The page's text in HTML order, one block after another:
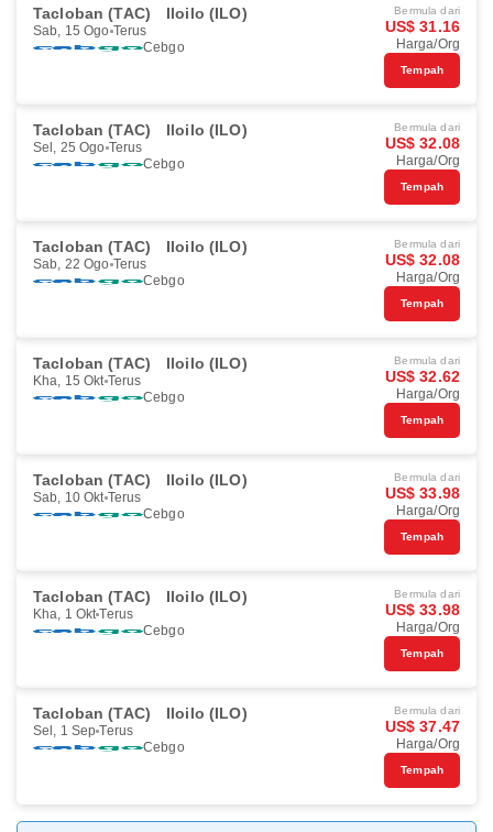
Tacloban (TAC) Iloilo (ILO)
Sab, 15 Ogo Terus
Cebgo
Bermula dari
US$ 31.16
Harga/Org
Tempah
Tacloban (TAC) Iloilo (ILO)
Sel, 25 Ogo Terus
Cebgo
Bermula dari
US$ 32.08
Harga/Org
Tempah
Tacloban (TAC) Iloilo (ILO)
Sab, 22 Ogo Terus
Cebgo
Bermula dari
US$ 32.08
Harga/Org
Tempah
Tacloban (TAC) Iloilo (ILO)
Kha, 15 Okt Terus
Cebgo
Bermula dari
US$ 32.62
Harga/Org
Tempah
Tacloban (TAC) Iloilo (ILO)
Sab, 10 Okt Terus
Cebgo
Bermula dari
US$ 33.98
Harga/Org
Tempah
Tacloban (TAC) Iloilo (ILO)
Kha, 1 Okt Terus
Cebgo
Bermula dari
US$ 33.98
Harga/Org
Tempah
Tacloban (TAC) Iloilo (ILO)
Sel, 1 Sep Terus
Cebgo
Bermula dari
US$ 37.47
Harga/Org
Tempah